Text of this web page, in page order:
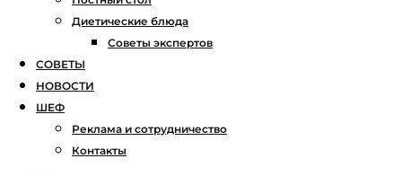
Диетические блюда
Советы экспертов
СОВЕТЫ
НОВОСТИ
ШЕФ
Реклама и сотрудничество
Контакты